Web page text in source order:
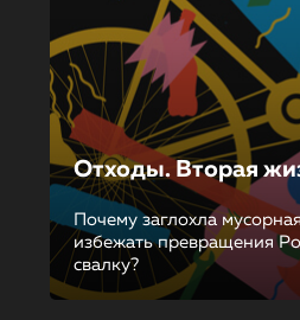
Отходы. Вторая
Почему заглохла
избежать превращения
свалку?